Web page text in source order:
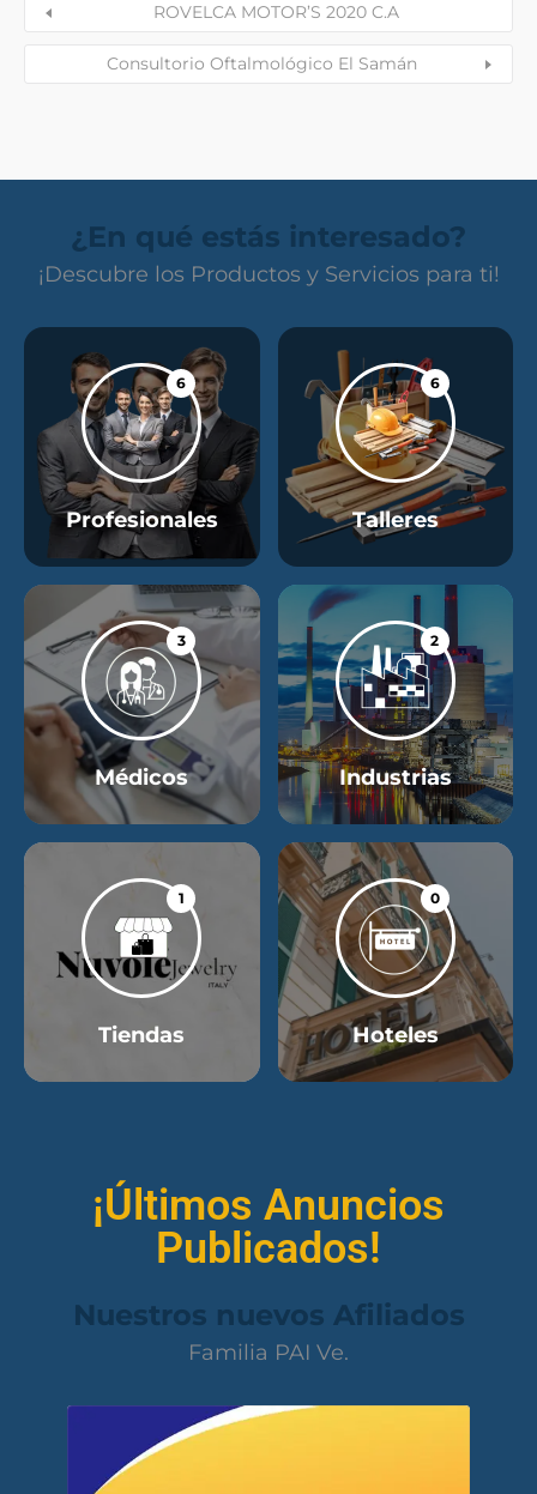
ROVELCA MOTOR’S 2020 C.A
Consultorio Oftalmológico El Samán
¿En qué estás interesado?
¡Descubre los Productos y Servicios para ti!
6
Profesionales
6
Talleres
3
Médicos
2
Industrias
1
Tiendas
0
Hoteles
¡Últimos Anuncios
Publicados!
Nuestros nuevos Afiliados
Familia PAI Ve.